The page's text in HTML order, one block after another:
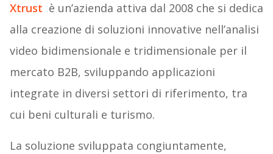
Xtrust è un’azienda attiva dal 2008 che si dedica
alla creazione di soluzioni innovative nell’analisi
video bidimensionale e tridimensionale per il
mercato B2B, sviluppando applicazioni
integrate in diversi settori di riferimento, tra
cui beni culturali e turismo.
La soluzione sviluppata congiuntamente,